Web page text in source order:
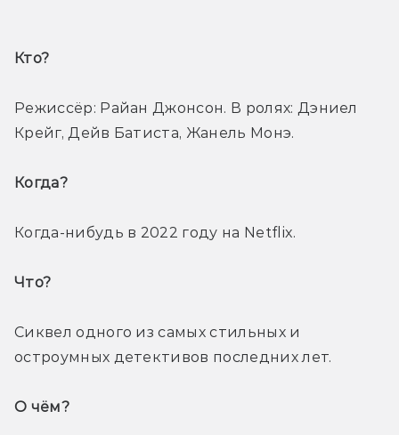
Кто?
Режиссёр: Райан Джонсон. В ролях: Дэниел
Крейг, Дейв Батиста, Жанель Монэ.
Когда?
Когда-нибудь в 2022 году на Netflix.
Что?
Сиквел одного из самых стильных и
остроумных детективов последних лет.
О чём?